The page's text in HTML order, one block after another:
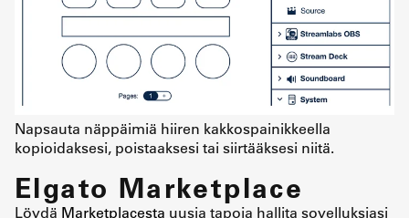
Napsauta näppäimiä hiiren kakkospainikkeella
kopioidaksesi, poistaaksesi tai siirtääksesi niitä.
Elgato Marketplace
Löydä Marketplacesta uusia tapoja hallita sovelluksiasi